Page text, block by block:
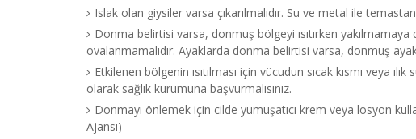
Islak olan giysiler varsa çıkarılmalıdır. Su ve metal ile temastan
Donma belirtisi varsa, donmuş bölgeyi ısıtırken
ovalanmamalıdır. Ayaklarda donma belirtisi varsa, donmuş
Etkilenen bölgenin ısıtılması için vücudun sıcak kısmı veya
olarak sağlık kurumuna başvurmalısınız.
Donmayı önlemek için cilde yumuşatıcı krem veya losyon
Ajansı)